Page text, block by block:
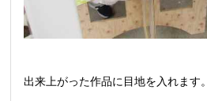
出来上がった作品に目地を入れます。